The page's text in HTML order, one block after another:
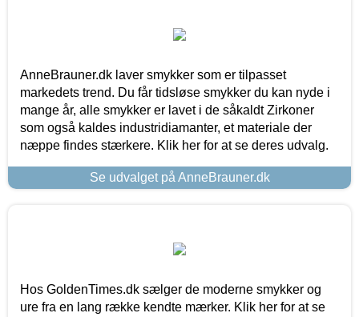
AnneBrauner.dk laver smykker som er tilpasset
markedets trend. Du får tidsløse smykker du kan nyde i
mange år, alle smykker er lavet i de såkaldt Zirkoner
som også kaldes industridiamanter, et materiale der
næppe findes stærkere. Klik her for at se deres udvalg.
Se udvalget på AnneBrauner.dk
Hos GoldenTimes.dk sælger de moderne smykker og
ure fra en lang række kendte mærker. Klik her for at se